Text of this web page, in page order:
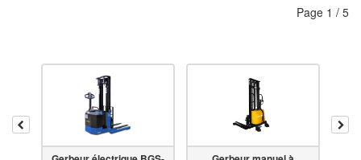
Page 1 / 5